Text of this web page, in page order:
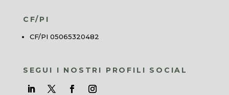
CF/PI
CF/PI 05065320482
SEGUI I NOSTRI PROFILI SOCIAL